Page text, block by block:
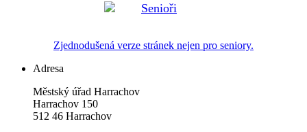
Zjednodušená verze stránek nejen pro seniory.
Adresa
Městský úřad Harrachov
Harrachov 150
512 46 Harrachov